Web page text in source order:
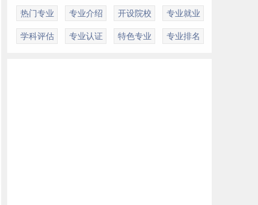
热门专业 专业介绍 开设院校 专业就业
学科评估 专业认证 特色专业 专业排名